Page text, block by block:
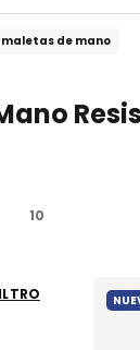
maletas de mano
10